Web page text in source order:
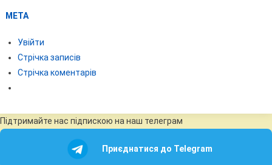
МЕТА
Увійти
Стрічка записів
Стрічка коментарів
Підтримайте нас підпискою на наш телеграм
Приєднатися до Telegram